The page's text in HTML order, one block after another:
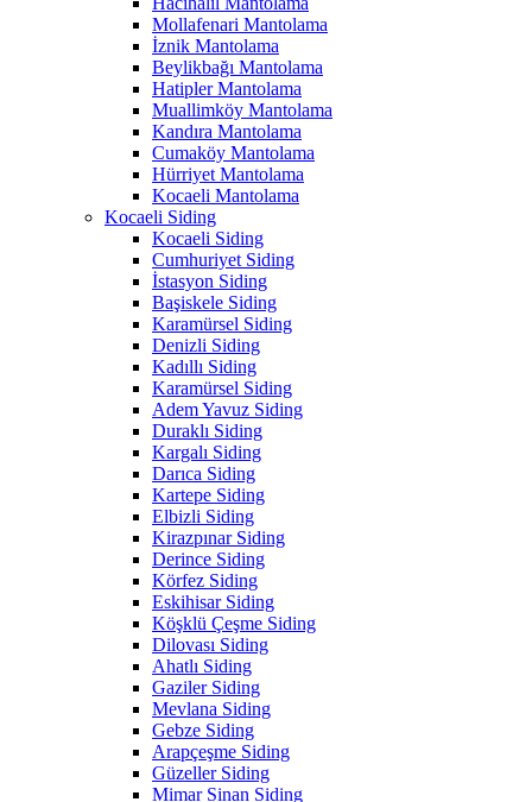
Mollafenari Mantolama
İznik Mantolama
Beylikbağı Mantolama
Hatipler Mantolama
Muallimköy Mantolama
Kandıra Mantolama
Cumaköy Mantolama
Hürriyet Mantolama
Kocaeli Mantolama
Kocaeli Siding
Kocaeli Siding
Cumhuriyet Siding
İstasyon Siding
Başiskele Siding
Karamürsel Siding
Denizli Siding
Kadıllı Siding
Karamürsel Siding
Adem Yavuz Siding
Duraklı Siding
Kargalı Siding
Darıca Siding
Kartepe Siding
Elbizli Siding
Kirazpınar Siding
Derince Siding
Körfez Siding
Eskihisar Siding
Köşklü Çeşme Siding
Dilovası Siding
Ahatlı Siding
Gaziler Siding
Mevlana Siding
Gebze Siding
Arapçeşme Siding
Güzeller Siding
Mimar Sinan Siding